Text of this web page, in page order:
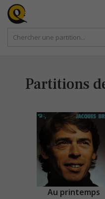
Partitions
Au printemps